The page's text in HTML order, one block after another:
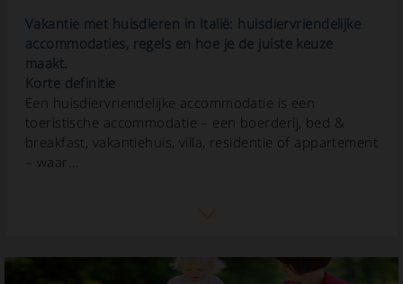
Vakantie met huisdieren in Italië: huisdiervriendelijke
accommodaties, regels en hoe je de juiste keuze
maakt.
Korte definitie
Een huisdiervriendelijke accommodatie is een
toeristische accommodatie – een boerderij, bed &
breakfast, vakantiehuis, villa, residentie of appartement
– waar...